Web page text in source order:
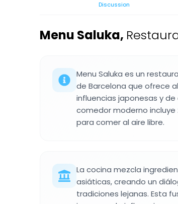
Discussion
Menu Saluka,
Menu Saluka es un
de Barcelona que ofrece
influencias japonesas y
comedor moderno
para comer al aire libre.
La cocina mezcla
asiáticas, creando un
tradiciones lejanas. Esta